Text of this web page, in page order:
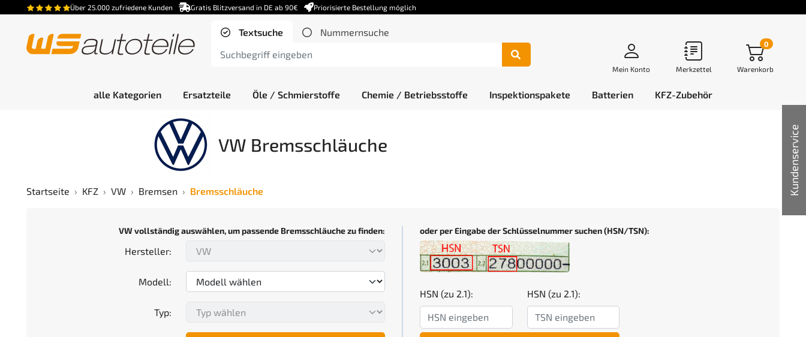
Kundenservice
Über 25.000 zufriedene Kunden Gratis Blitzversand in DE ab 90€ Priorisierte Bestellung möglich
Textsuche Nummernsuche
Mein Konto Merkzettel Warenkorb
0
alle Kategorien Ersatzteile Öle / Schmierstoffe Chemie / Betriebsstoffe Inspektionspakete Batterien KFZ-Zubehör
VW Bremsschläuche
Startseite KFZ VW Bremsen Bremsschläuche
VW vollständig auswählen, um passende Bremsschläuche zu finden:
Hersteller:
Modell:
Typ:
oder per Eingabe der Schlüsselnummer suchen (HSN/TSN):
HSN (zu 2.1): HSN (zu 2.1):